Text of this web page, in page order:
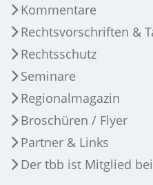
Kommentare
Rechtsvorschriften &
Rechtsschutz
Seminare
Regionalmagazin
Broschüren / Flyer
Partner & Links
Der tbb ist Mitglied bei